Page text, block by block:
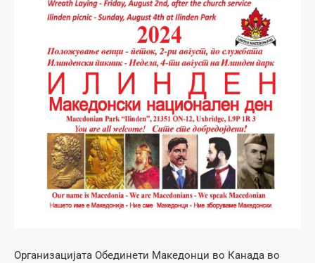
Организацијата Обединети Македонци во Канада во